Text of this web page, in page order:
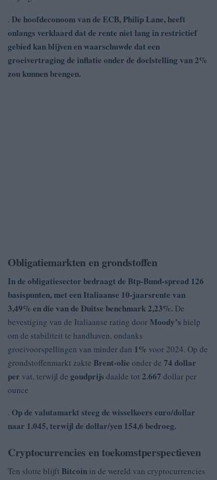
. De hoofdeconoom van de ECB, Philip Lane, heeft
onlangs verklaard dat de rente niet lang in restrictief
gebied kan blijven en waarschuwde dat een
groeivertraging de inflatie onder de doelstelling van 2%
zou kunnen brengen.
Obligatiemarkten en grondstoffen
In de obligatiesector bedraagt de Btp-Bund-spread 126
basispunten, met een Italiaanse 10-jaarsrente van
3,49% en die van de Duitse benchmark 2,23%. De
bevestiging van de Italiaanse rating door Moody’s hielp
om de stabiliteit te handhaven, ondanks
groeivoorspellingen van minder dan 1% voor 2024. Op de
grondstoffenmarkt zakte Brent-olie onder de 74 dollar
per vat, terwijl de goudprijs daalde tot 2.667 dollar per
ounce
. Op de valutamarkt steeg de wisselkoers euro/dollar
naar 1.045, terwijl de dollar/yen 154,6 bedroeg.
Cryptocurrencies en toekomstperspectieven
Ten slotte blijft Bitcoin in de wereld van cryptocurrencies